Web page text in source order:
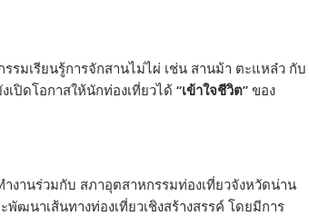
มเรียนรู้การจักสานไม่ไผ่ เช่น สานม้า ตะแหล๋ว กับ
ปิดโอกาสให้นักท่องเที่ยวได้ “เข้าใจชีวิต” ของ
งานร่วมกับ สภาอุตสาหกรรมท่องเที่ยวจังหวัดน่าน
นาเส้นทางท่องเที่ยวเชิงสร้างสรรค์ โดยมีการ